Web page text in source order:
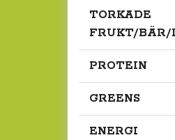
TORKADE
FRUKT/BÄR/
PROTEIN
GREENS
ENERGI